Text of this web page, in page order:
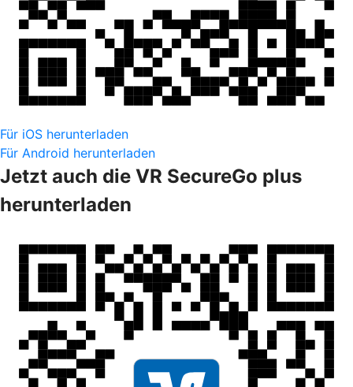
Für iOS herunterladen
Für Android herunterladen
Jetzt auch die VR SecureGo plus
herunterladen